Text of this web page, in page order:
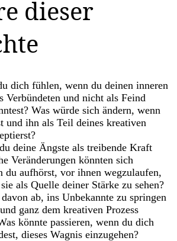
dieser
dich fühlen, wenn du deinen inneren
Verbündeten und nicht als Feind
Was würde sich ändern, wenn
und ihn als Teil deines kreativen
deine Ängste als treibende Kraft
Veränderungen könnten sich
du aufhörst, vor ihnen wegzulaufen,
als Quelle deiner Stärke zu sehen?
ab, ins Unbekannte zu springen
ganz dem kreativen Prozess
könnte passieren, wenn du dich
dieses Wagnis einzugehen?